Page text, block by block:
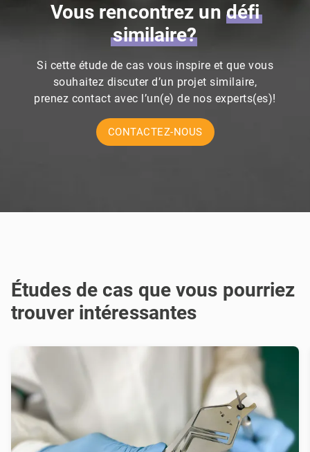
Vous rencontrez un défi
similaire?
Si cette étude de cas vous inspire et que vous
souhaitez discuter d’un projet similaire,
prenez contact avec l’un(e) de nos experts(es)!
CONTACTEZ-NOUS
Études de cas que vous pourriez
trouver intéressantes